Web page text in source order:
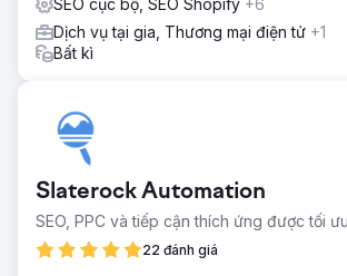
Dịch vụ tại gia, Thương mại điện tử +1
Bất kì
Slaterock Automation
SEO, PPC và tiếp cận thích ứng được tối
22 đánh giá